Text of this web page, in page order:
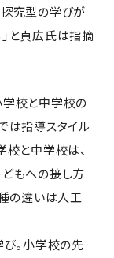
究型の学びが
と貞広氏は指摘
学校と中学校の
は指導スタイル
校と中学校は、
もへの接し方
の違いは人工
び。小学校の先